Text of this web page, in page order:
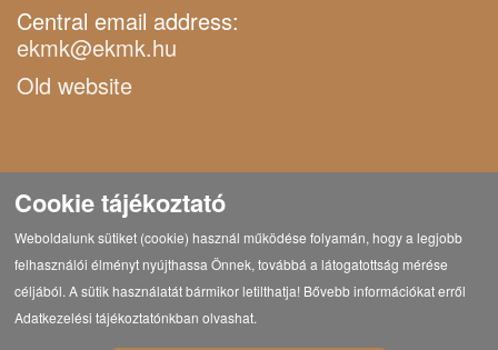
Central email address:
ekmk@ekmk.hu
Old website
Cookie tájékoztató
Weboldalunk sütiket (cookie) használ működése folyamán, hogy a legjobb
felhasználói élményt nyújthassa Önnek, továbbá a látogatottság mérése
céljából. A sütik használatát bármikor letilthatja! Bővebb információkat erről
Adatkezelési tájékoztatónkban olvashat.